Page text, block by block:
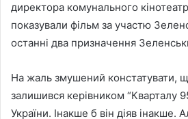
директора комунального
показували фільм за участю
останні два призначення
На жаль змушений констатувати,
залишився керівником “Кварталу
України. Інакше б він діяв